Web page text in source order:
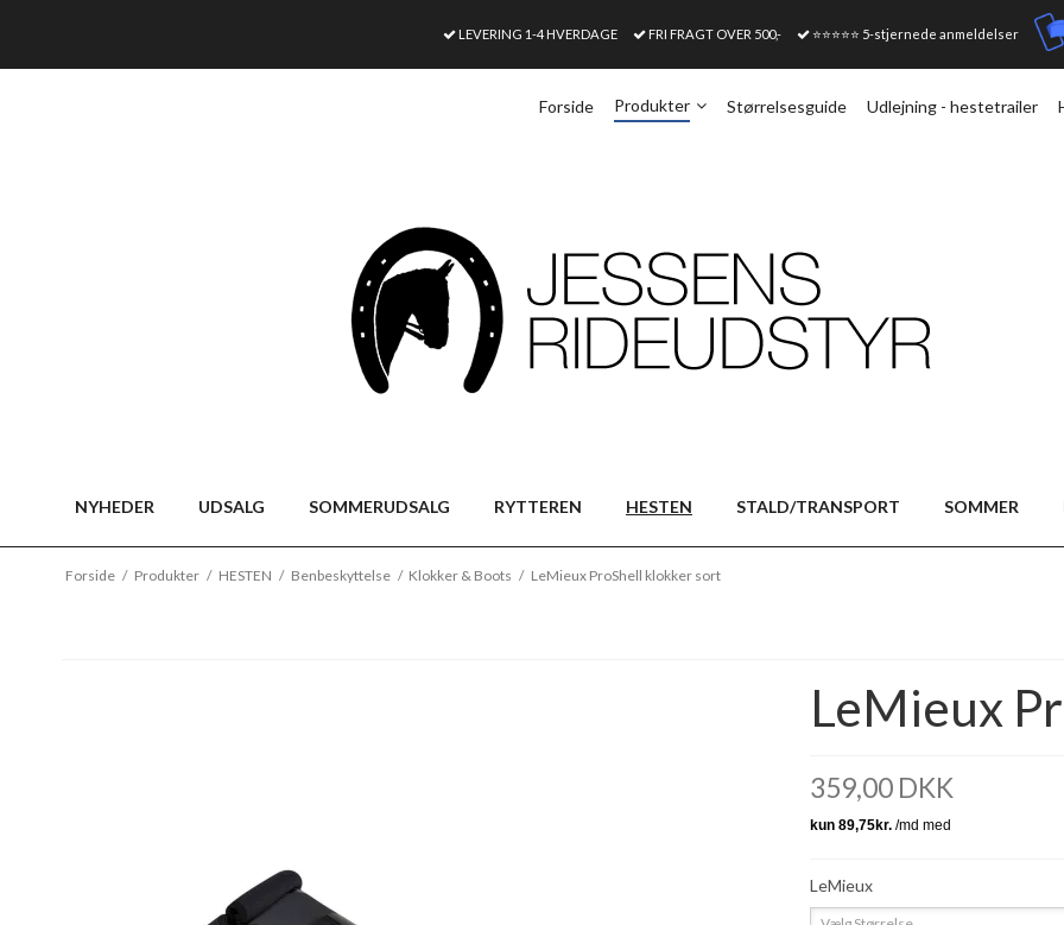
LEVERING 1-4 HVERDAGE FRI FRAGT OVER 500,- ⭐⭐⭐⭐⭐ 5-stjernede anmeldelser
Forside Produkter Størrelsesguide Udlejning - hestetrailer
NYHEDER UDSALG SOMMERUDSALG RYTTEREN HESTEN STALD/TRANSPORT SOMMER
Forside / Produkter / HESTEN / Benbeskyttelse / Klokker & Boots / LeMieux ProShell klokker sort
LeMieux
359,00 DKK
LeMieux